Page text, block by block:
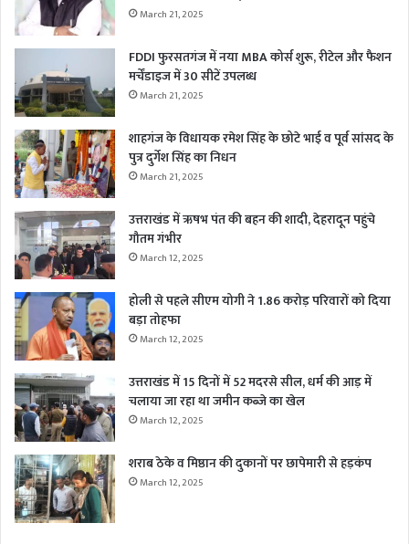
March 21, 2025
FDDI फुरसतगंज में नया MBA कोर्स शुरू, रीटेल और फैशन
मर्चेंडाइज में 30 सीटें उपलब्ध
March 21, 2025
शाहगंज के विधायक रमेश सिंह के छोटे भाई व पूर्व सांसद के
पुत्र दुर्गेश सिंह का निधन
March 21, 2025
उत्तराखंड में ऋषभ पंत की बहन की शादी, देहरादून पहुंचे
गौतम गंभीर
March 12, 2025
होली से पहले सीएम योगी ने 1.86 करोड़ परिवारों को दिया
बड़ा तोहफा
March 12, 2025
उत्तराखंड में 15 दिनों में 52 मदरसे सील, धर्म की आड़ में
चलाया जा रहा था जमीन कब्जे का खेल
March 12, 2025
शराब ठेके व मिष्ठान की दुकानों पर छापेमारी से हड़कंप
March 12, 2025